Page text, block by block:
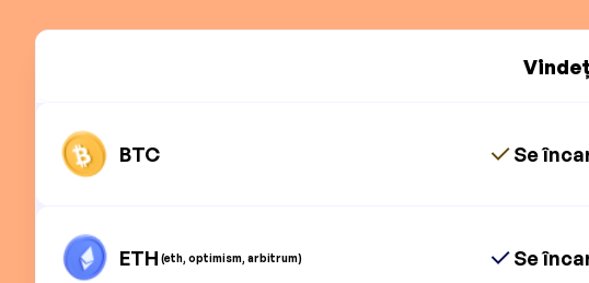
BTC Se
ETH (eth, optimism, arbitrum) Se